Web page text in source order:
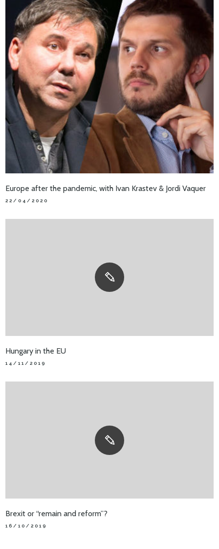
Europe after the pandemic, with Ivan Krastev & Jordi Vaquer
22/04/2020
Hungary in the EU
14/11/2019
Brexit or “remain and reform”?
16/10/2019